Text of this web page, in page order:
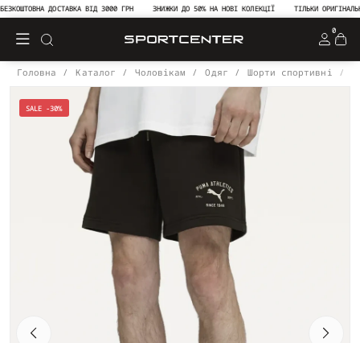
ДОСТАВКА ВІД 3000 ГРН ЗНИЖКИ ДО 50% НА НОВІ КОЛЕКЦІЇ ТІЛЬКИ ОРИГІНАЛЬНА
0
Головна Каталог Чоловікам Одяг Шорти спортивні
SALE -30%